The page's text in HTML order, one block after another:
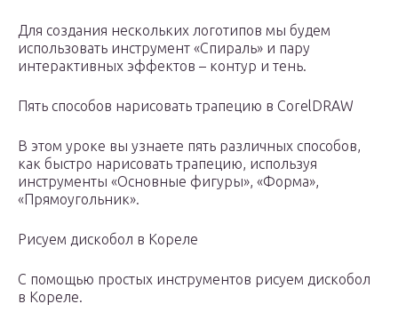
Для создания нескольких логотипов мы будем
использовать инструмент «Спираль» и пару
интерактивных эффектов – контур и тень.
Пять способов нарисовать трапецию в CorelDRAW
В этом уроке вы узнаете пять различных способов,
как быстро нарисовать трапецию, используя
инструменты «Основные фигуры», «Форма»,
«Прямоугольник».
Рисуем дискобол в Кореле
С помощью простых инструментов рисуем дискобол
в Кореле.